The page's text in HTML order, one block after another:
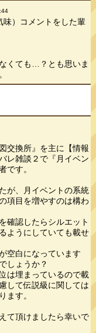
味）コメントをした輩
くても…？とも思いま
交換所』を主に【情報
レ雑談２で『月イベン
です。
が、月イベントの系統
項目を増やすのは構わ
確認したらシルエット
ようにしていても載せ
空白になっています
しょうか？
は埋まっているので載
して伝説級に関しては
ます。
て頂けましたら幸いで